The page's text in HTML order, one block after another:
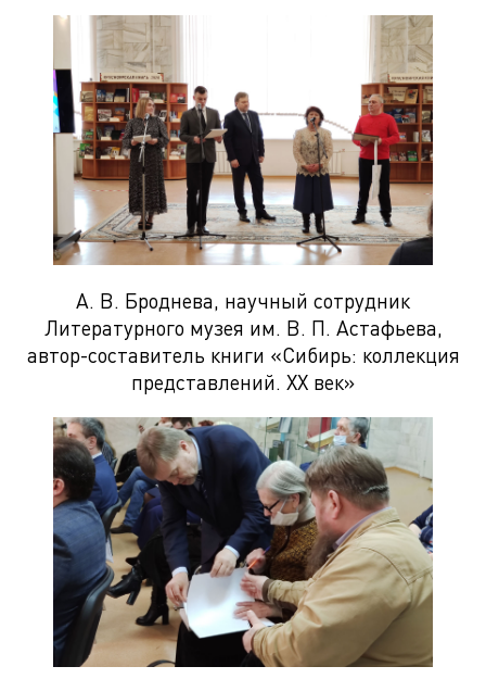
А. В. Броднева, научный сотрудник
Литературного музея им. В. П. Астафьева,
автор-составитель книги «Сибирь: коллекция
представлений. XX век»